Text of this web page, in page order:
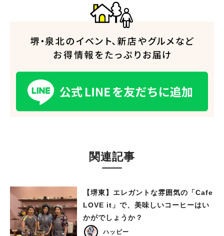
関連記事
【堺東】エレガントな雰囲気の「Cafe
LOVE it」で、美味しいコーヒーはい
かがでしょうか？
ハッピー